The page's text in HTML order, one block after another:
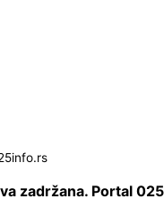
zadržana. Portal